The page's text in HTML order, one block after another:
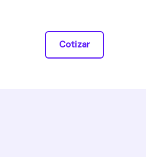
Cotizar